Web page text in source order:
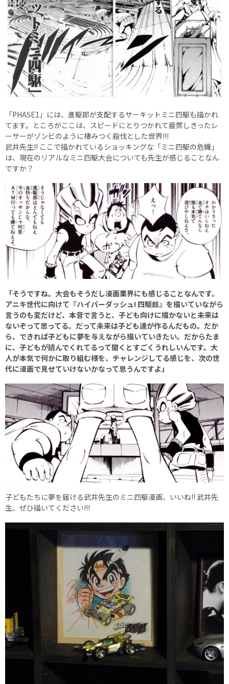
「PHASE1」には、進駆郎が支配するサーキットミニ四駆も描かれ
てます。ところがここは、スピードにとりつかれて疲弊しきったレ
ーサーがゾンビのように棲みつく殺伐とした世界!!!
武井先生!! ここで描かれているショッキングな「ミニ四駆の危機」
は、現在のリアルなミニ四駆大会についても先生が感じることなん
ですか？
「そうですね。大会もそうだし漫画業界にも感じることなんです。
アニキ世代に向けて『ハイパーダッシュ! 四駆郎』を描いていながら
言うのも変だけど、本音で言うと、子ども向けに描かないと未来は
ないぞって思ってる。だって未来は子ども達が作るんだもの。だか
ら、できれば子どもに夢を与えながら描いていきたい。だからたま
に、子どもが読んでくれてるって聞くとすごくうれしいんです。大
人が本気で何かに取り組む様を、チャレンジしてる感じを、次の世
代に漫画で見せていけないかなって思うんですよ」
子どもたちに夢を届ける武井先生のミニ四駆漫画、いいね!! 武井先
生、ぜひ描いてください!!!